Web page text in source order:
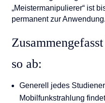
„Meistermanipulierer“ ist
permanent zur Anwendung.
so ab:
Generell jedes
Mobilfunkstrahlung